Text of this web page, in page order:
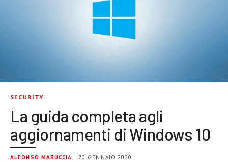
SECURITY
La guida completa agli
aggiornamenti di Windows 10
ALFONSO MARUCCIA | 20 GENNAIO 2020